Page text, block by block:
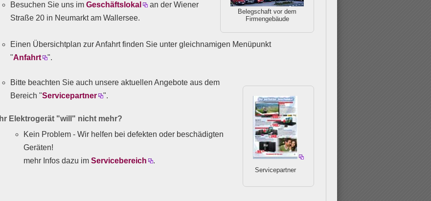
Belegschaft vor dem
Firmengebäude
Besuchen Sie uns imGeschäftslokal
an der Wiener
Straße 20 in Neumarkt am Wallersee.
Einen Übersichtplan zur Anfahrt finden Sie unter gleichnamigen Menüpunkt
"Anfahrt ".
Servicepartner
Bitte beachten Sie auch unsere aktuellen Angebote aus dem
Bereich "Servicepartner ".
Ihr Elektrogerät "will" nicht mehr?
Kein Problem - Wir helfen bei defekten oder beschädigten
Geräten!
mehr Infos dazu imServicebereich .